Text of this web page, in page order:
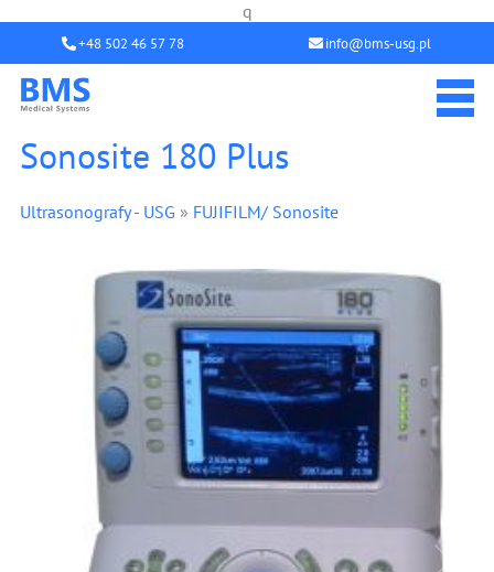
q
+48 502 46 57 78 info@bms-usg.pl
Sonosite 180 Plus
Ultrasonografy - USG » FUJIFILM/ Sonosite